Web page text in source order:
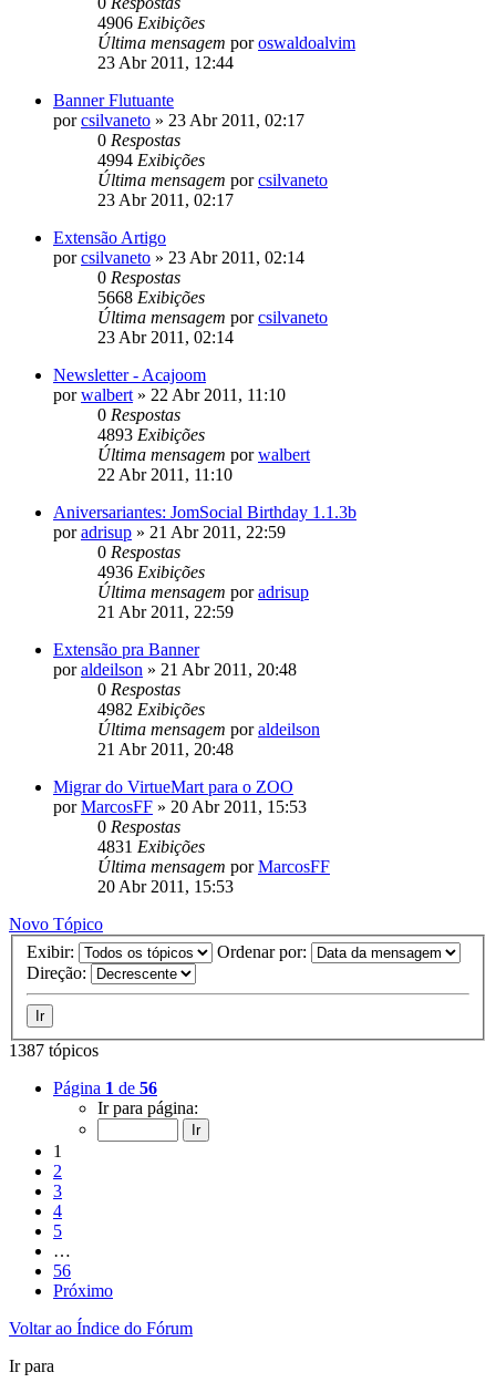
4906 Exibições
Última mensagem poroswaldoalvim
23 Abr 2011, 12:44
Banner Flutuante
porcsilvaneto » 23 Abr 2011, 02:17
0 Respostas
4994 Exibições
Última mensagem porcsilvaneto
23 Abr 2011, 02:17
Extensão Artigo
porcsilvaneto » 23 Abr 2011, 02:14
0 Respostas
5668 Exibições
Última mensagem porcsilvaneto
23 Abr 2011, 02:14
Newsletter - Acajoom
porwalbert » 22 Abr 2011, 11:10
0 Respostas
4893 Exibições
Última mensagem porwalbert
22 Abr 2011, 11:10
Aniversariantes: JomSocial Birthday 1.1.3b
poradrisup » 21 Abr 2011, 22:59
0 Respostas
4936 Exibições
Última mensagem poradrisup
21 Abr 2011, 22:59
Extensão pra Banner
poraldeilson » 21 Abr 2011, 20:48
0 Respostas
4982 Exibições
Última mensagem poraldeilson
21 Abr 2011, 20:48
Migrar do VirtueMart para o ZOO
porMarcosFF » 20 Abr 2011, 15:53
0 Respostas
4831 Exibições
Última mensagem porMarcosFF
20 Abr 2011, 15:53
Novo Tópico
Exibir:
Ordenar por:
Direção:
1387 tópicos
Página 1 de 56
Ir para página:
1
2
3
4
5
…
56
Próximo
Voltar ao Índice do Fórum
Ir para